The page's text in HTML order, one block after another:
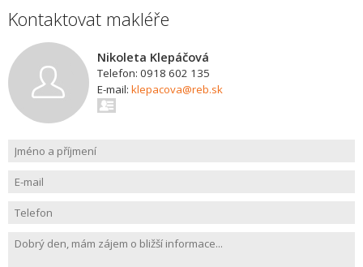
Kontaktovat makléře
Nikoleta Klepáčová
Telefon: 0918 602 135
E-mail: klepacova@reb.sk